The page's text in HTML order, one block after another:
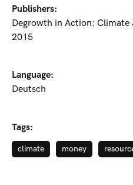
Publishers:
Degrowth in Action: Climate
2015
Language:
Deutsch
Tags:
climate money